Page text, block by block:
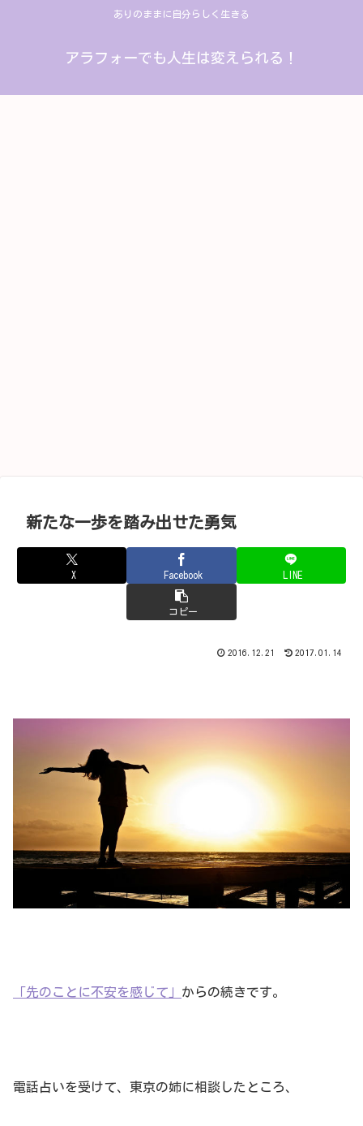
ありのままに自分らしく生きる
アラフォーでも人生は変えられる！
新たな一歩を踏み出せた勇気
X Facebook LINE
コピー
2016.12.21 2017.01.14
「先のことに不安を感じて」 からの続きです。
電話占いを受けて、東京の姉に相談したところ、